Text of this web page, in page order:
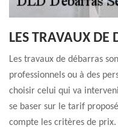
LES TRAVAUX DE
Les travaux de débarras
professionnels ou à des
choisir celui qui va
se baser sur le tarif
compte les critères de